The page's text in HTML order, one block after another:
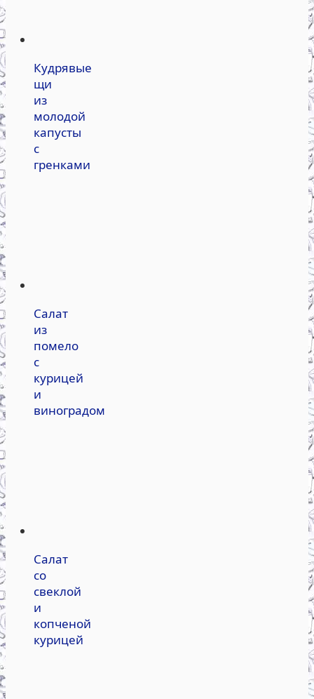
Кудрявые
щи
из
молодой
капусты
с
гренками
Салат
из
помело
с
курицей
и
виноградом
Салат
со
свеклой
и
копченой
курицей